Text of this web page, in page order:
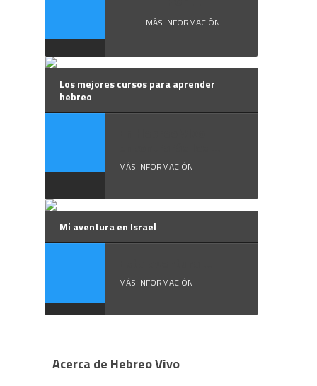
MÁS INFORMACIÓN
Los mejores cursos para aprender
hebreo
MÁS INFORMACIÓN
Mi aventura en Israel
MÁS INFORMACIÓN
Acerca de Hebreo Vivo